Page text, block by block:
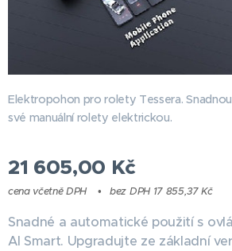
Elektropohon pro rolety Tessera.
své manuální rolety elektrickou.
21 605,00 Kč
cena včetně DPH bez DPH 17 855,37 Kč
Snadné a automatické použití s
AI Smart. Upgradujte ze základní